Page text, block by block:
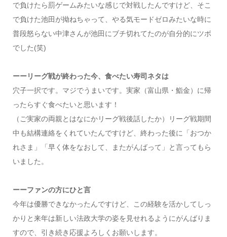
で負けたら罰ゲームみたいな感じで対戦したんですけど、そこ
で負けた池田が拗ねちゃって、やる気モードゼロみたいな時に
普段怒らない中津さんが池田にブチ切れてたのが自分的にツボ
でした(笑)
ーーリーグ戦が終わった今、食べたい寿司ネタは
穴子一択です。マジでうまいです。実家（富山県・鮨金）に帰
ったらすぐ食べたいと思います！
（ご実家の両親とはなにかリーグ戦後話したか）リーグ戦期間
中も結構連絡をくれていたんですけど、終わった後に「おつか
れさま」「早く体をなおして、またがんばって」と言ってもら
いました。
ーーファンの方にひと言
今年は優勝できなかったんですけど、この経験を活かしてしっ
かりと来年は新しい法政大学の姿を見せれるようにがんばりま
すので、引き続き応援よろしくお願いします。